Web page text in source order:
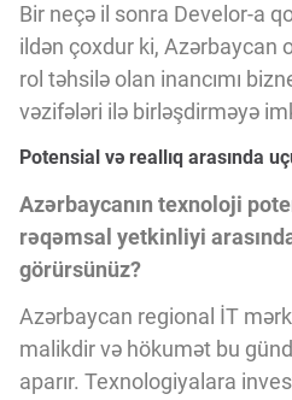
Bir neçə il sonra Develor-a
ildən çoxdur ki, Azərbaycan
rol təhsilə olan inancımı
vəzifələri ilə birləşdirməyə
Potensial və reallıq arasında
Azərbaycanın texnoloji
rəqəmsal yetkinliyi
görürsünüz?
Azərbaycan regional İT
malikdir və hökumət bu
aparır. Texnologiyalara